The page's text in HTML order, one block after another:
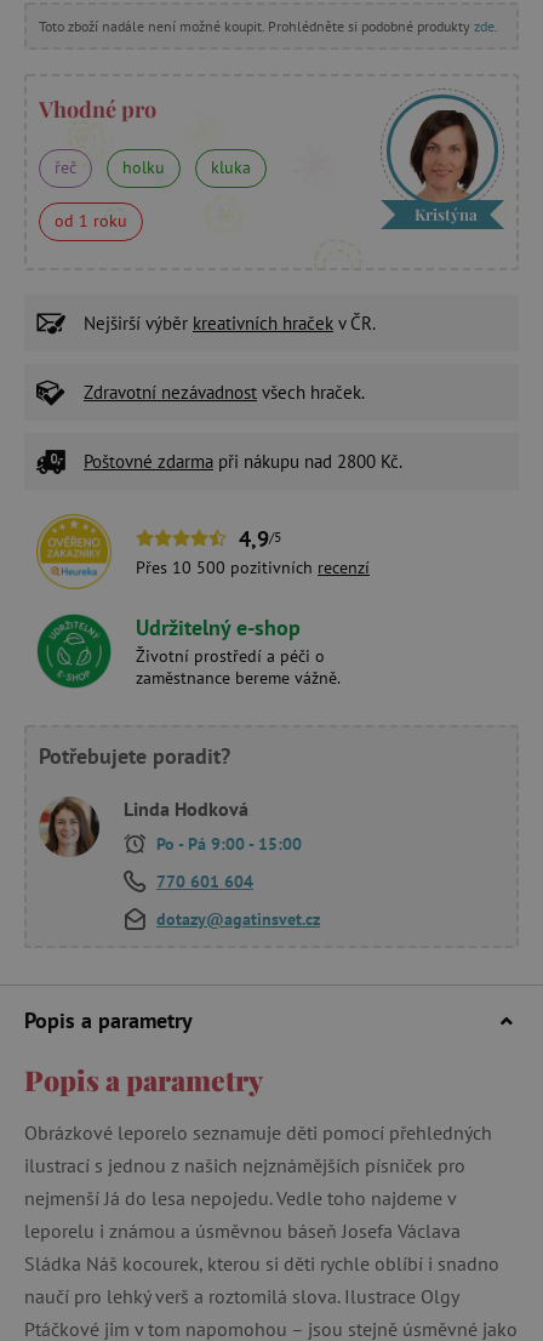
Toto zboží nadále není možné koupit. Prohlédněte si podobné produkty zde
Vhodné pro
řeč holku kluka
od 1 roku Kristýna
Nejširší výběr kreativních hraček v ČR.
Zdravotní nezávadnost všech hraček.
Poštovné zdarma při nákupu nad 2800 Kč.
4,9/5
Přes 10 500 pozitivních recenzí
Udržitelný e-shop
Životní prostředí a péči o
zaměstnance bereme vážně.
Potřebujete poradit?
Linda Hodková
Po - Pá 9:00 - 15:00
770 601 604
dotazy@agatinsvet.cz
Popis a parametry
Popis a parametry
Obrázkové leporelo seznamuje děti pomocí přehledných
ilustrací s jednou z našich nejznámějších písniček pro
nejmenší Já do lesa nepojedu. Vedle toho najdeme v
leporelu i známou a úsměvnou báseň Josefa Václava
Sládka Náš kocourek, kterou si děti rychle oblíbí i snadno
naučí pro lehký verš a roztomilá slova. Ilustrace Olgy
Ptáčkové jim v tom napomohou – jsou stejně úsměvné jako